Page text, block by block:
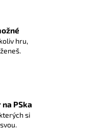
hru,
PSka
si